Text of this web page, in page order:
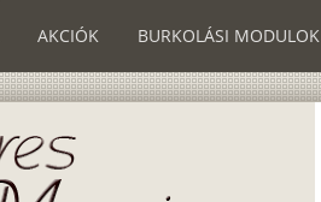
AKCIÓK BURKOLÁSI MODULOK